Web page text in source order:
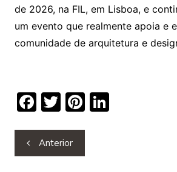
de 2026, na FIL, em Lisboa, e
um evento que realmente apoia e
comunidade de arquitetura e
F
c
e
T
itt
er
Pi
e
Li
Navegação
de
Anterior